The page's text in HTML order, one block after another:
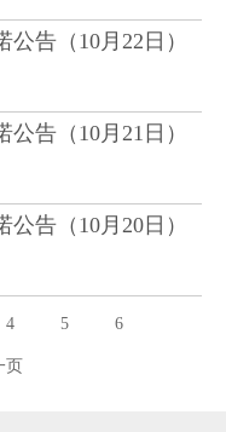
告（10月22日）
告（10月21日）
告（10月20日）
4 5 6
页